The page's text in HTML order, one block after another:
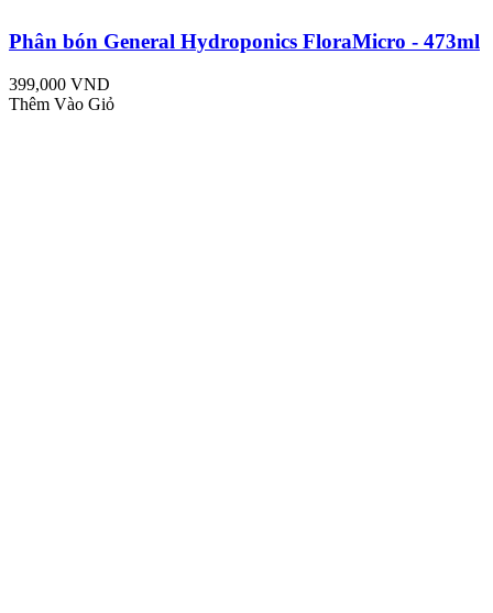
Phân bón General Hydroponics FloraMicro - 473ml
399,000 VND
Thêm Vào Giỏ